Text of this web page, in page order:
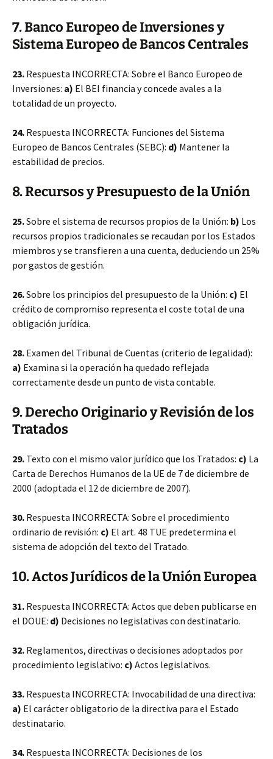
7. Banco Europeo de Inversiones y
Sistema Europeo de Bancos Centrales
23. Respuesta INCORRECTA: Sobre el Banco Europeo de
Inversiones: a) El BEI financia y concede avales a la
totalidad de un proyecto.
24. Respuesta INCORRECTA: Funciones del Sistema
Europeo de Bancos Centrales (SEBC): d) Mantener la
estabilidad de precios.
8. Recursos y Presupuesto de la Unión
25.Sobre el sistema de recursos propios de la Unión: b) Los
recursos propios tradicionales se recaudan por los Estados
miembros y se transfieren a una cuenta, deduciendo un 25%
por gastos de gestión.
26.Sobre los principios del presupuesto de la Unión: c) El
crédito de compromiso representa el coste total de una
obligación jurídica.
28. Examen del Tribunal de Cuentas (criterio de legalidad):
a) Examina si la operación ha quedado reflejada
correctamente desde un punto de vista contable.
9. Derecho Originario y Revisión de los
Tratados
29. Texto con el mismo valor jurídico que los Tratados: c) La
Carta de Derechos Humanos de la UE de 7 de diciembre de
2000 (adoptada el 12 de diciembre de 2007).
30. Respuesta INCORRECTA: Sobre el procedimiento
ordinario de revisión: c) El art. 48 TUE predetermina el
sistema de adopción del texto del Tratado.
10. Actos Jurídicos de la Unión Europea
31. Respuesta INCORRECTA: Actos que deben publicarse en
el DOUE: d) Decisiones no legislativas con destinatario.
32. Reglamentos, directivas o decisiones adoptados por
procedimiento legislativo: c) Actos legislativos.
33. Respuesta INCORRECTA: Invocabilidad de una directiva:
a) El carácter obligatorio de la directiva para el Estado
destinatario.
34. Respuesta INCORRECTA: Decisiones de los